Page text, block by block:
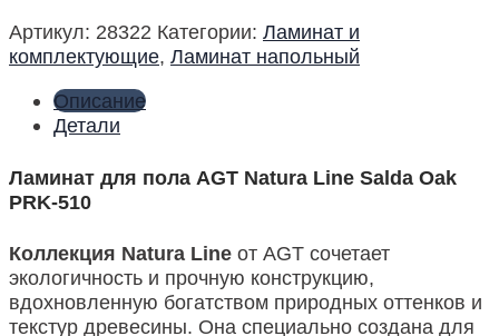
Артикул: 28322 Категории: Ламинат и
комплектующие, Ламинат напольный
Описание
Детали
Ламинат для пола AGT Natura Line Salda Oak
PRK-510
Коллекция Natura Line от AGT сочетает
экологичность и прочную конструкцию,
вдохновленную богатством природных оттенков и
текстур древесины. Она специально создана для